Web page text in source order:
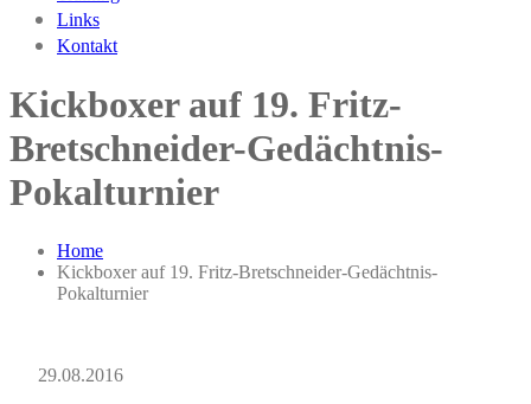
Links
Kontakt
Kickboxer auf 19. Fritz-
Bretschneider-Gedächtnis-
Pokalturnier
Home
Kickboxer auf 19. Fritz-Bretschneider-Gedächtnis-
Pokalturnier
29.08.2016